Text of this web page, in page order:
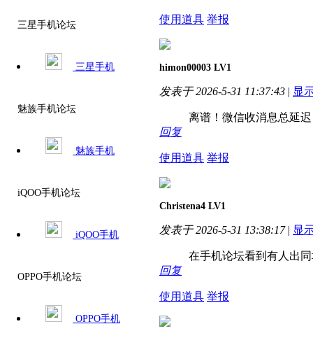
三星手机论坛
三星手机
魅族手机论坛
魅族手机
iQOO手机论坛
iQOO手机
OPPO手机论坛
OPPO手机
使用道具 举报
himon00003 LV1
发表于 2026-5-31 11:37:43 | 显
离谱！微信收消息总延
回复
使用道具 举报
Christena4 LV1
发表于 2026-5-31 13:38:17 | 显
在手机论坛看到有人出
回复
使用道具 举报